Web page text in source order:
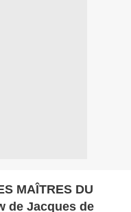
MAÎTRES DU
de Jacques de